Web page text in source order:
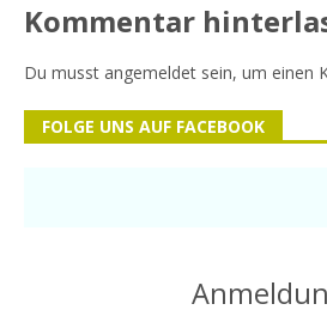
Kommentar
Du musst angemeldet sein, um einen
FOLGE UNS AUF FACEBOOK